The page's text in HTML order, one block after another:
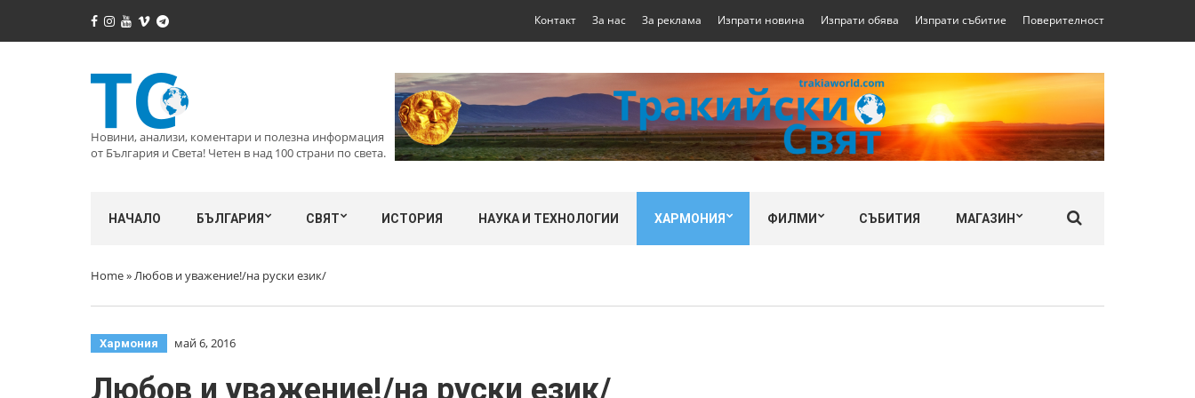
Контакт За нас За реклама Изпрати новина Изпрати обява Изпрати събитие Поверителност
Новини, анализи, коментари и полезна информация
от България и Света! Четен в над 100 страни по света.
НАЧАЛО БЪЛГАРИЯ СВЯТ ИСТОРИЯ НАУКА И ТЕХНОЛОГИИ ХАРМОНИЯ ФИЛМИ СЪБИТИЯ МАГАЗИН
Home»Любов и уважение!/на руски език/
Хармония май 6, 2016
Любов и уважение!/на руски език/